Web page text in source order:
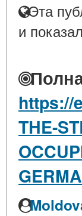
Эта
и
https://
THE-